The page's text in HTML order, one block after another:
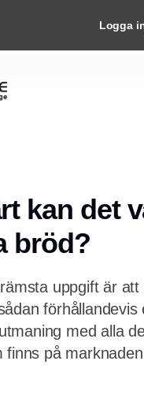
Logga
kan det
bröd?
uppgift är att
förhållandevis
med alla
finns på